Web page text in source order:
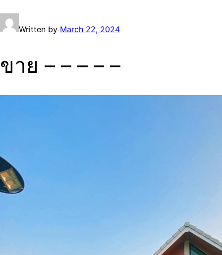
Written by March 22, 2024
ขาย – – – – –